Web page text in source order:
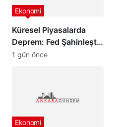
Küresel Piyasalarda
Deprem: Fed Şahinleşti,
Değerli Metaller Çakıldı!
Ekonomi
1 gün önce
Ekonomi